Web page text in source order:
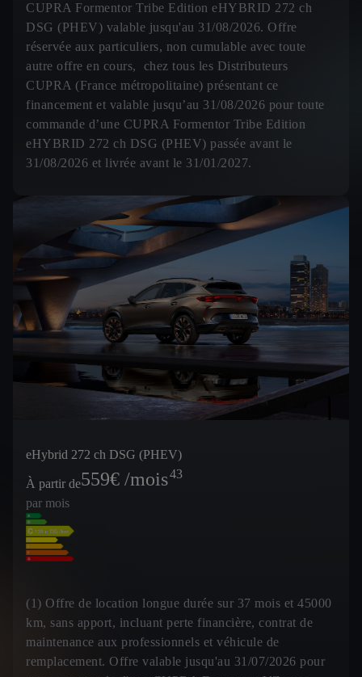
CUPRA Formentor Tribe Edition eHYBRID 272 ch
DSG (PHEV) valable jusqu'au 31/08/2026. Offre
réservée aux particuliers, non cumulable avec toute
autre offre en cours, chez tous les Distributeurs
CUPRA (France métropolitaine) présentant ce
financement et valable jusqu’au 31/08/2026 pour toute
commande d’une CUPRA Formentor Tribe Edition
eHYBRID 272 ch DSG (PHEV) passée avant le
31/08/2026 et livrée avant le 31/01/2027.
eHybrid 272 ch DSG (PHEV)
À partir de559€ /mois43
par mois
(1) Offre de location longue durée sur 37 mois et 45000
km, sans apport, incluant perte financière, contrat de
maintenance aux professionnels et véhicule de
remplacement. Offre valable jusqu'au 31/07/2026 pour